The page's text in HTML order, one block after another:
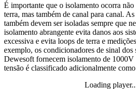
É importante que o isolamento ocorra não
terra, mas também de canal para canal.
também devem ser isoladas sempre que
isolamento abrangente evita danos aos
excessiva e evita loops de terra e
exemplo, os condicionadores de sinal
Dewesoft fornecem isolamento de
tensão é classificado adicionalmente
Loading